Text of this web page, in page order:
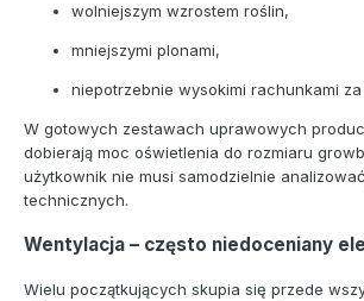
wolniejszym wzrostem roślin,
mniejszymi plonami,
niepotrzebnie wysokimi rachunkami za
W gotowych zestawach uprawowych
dobierają moc oświetlenia do rozmiaru
użytkownik nie musi samodzielnie
technicznych.
Wentylacja – często niedoceniany
Wielu początkujących skupia się przede